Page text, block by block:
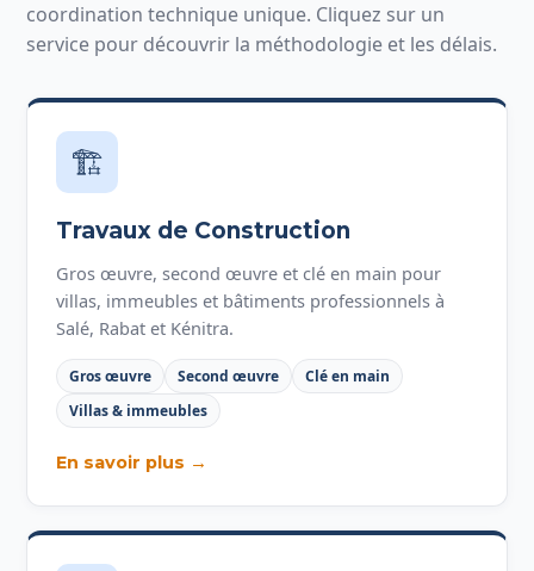
coordination technique unique. Cliquez sur un
service pour découvrir la méthodologie et les délais.
🏗️
Travaux de Construction
Gros œuvre, second œuvre et clé en main pour
villas, immeubles et bâtiments professionnels à
Salé, Rabat et Kénitra.
Gros œuvre Second œuvre
Clé en main
Villas & immeubles
En savoir plus →